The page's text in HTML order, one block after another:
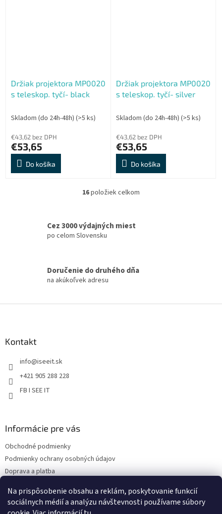
Na prispôsobenie obsahu a reklám, poskytovanie funkcií
sociálnych médií a analýzu návštevnosti používame súbory
Držiak projektora MP0020
s teleskop. tyčí- black
Skladom (do 24h-48h) (>5 ks)
€43,62 bez DPH
€53,65
Do košíka
Držiak projektora MP0020
s teleskop. tyčí- silver
Skladom (do 24h-48h) (>5 ks)
€43,62 bez DPH
€53,65
Do košíka
O
á
e
16položiek celkom
Cez 3000 výdajných miest
po celom Slovensku
Doručenie do druhého dňa
na akúkoľvek adresu
Kontakt
info@iseeit.sk
+421 905 288 228
FB I SEE IT
Informácie pre vás
Obchodné podmienky
Podmienky ochrany osobných údajov
Doprava a platba
Kontakty